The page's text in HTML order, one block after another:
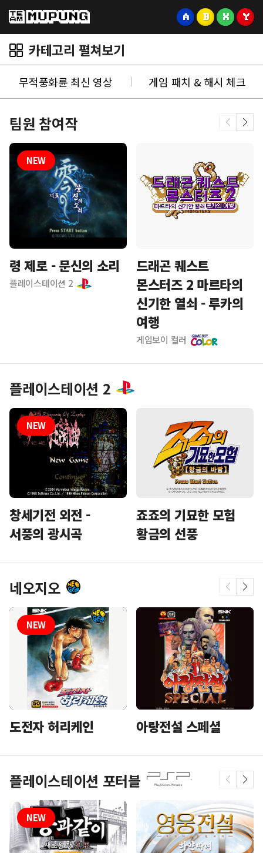
A B X Y
카테고리 펼쳐보기
무적풍화륜 최신 영상 게임 패치 & 해시 체크
팀원 참여작
령 제로 - 문신의 소리
플레이스테이션 2
드래곤 퀘스트
몬스터즈 2 마르타의
신기한 열쇠 - 루카의
여행
게임보이 컬러
플레이스테이션 2
창세기전 외전 -
서풍의 광시곡
죠죠의 기묘한 모험
황금의 선풍
네오지오
도전자 허리케인 아랑전설 스페셜
플레이스테이션 포터블